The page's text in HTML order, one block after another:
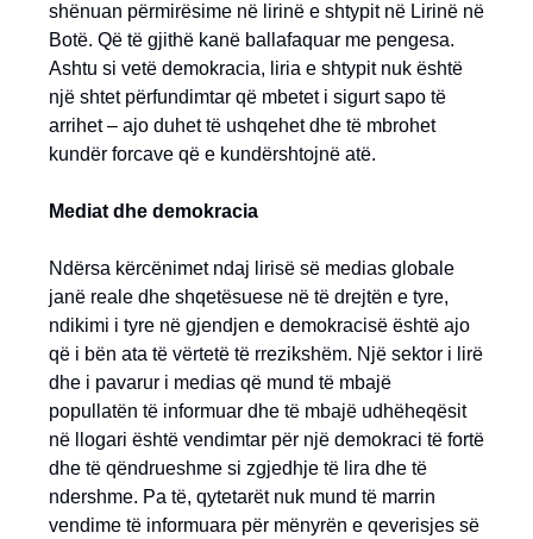
shënuan përmirësime në lirinë e shtypit në Lirinë në
Botë. Që të gjithë kanë ballafaquar me pengesa.
Ashtu si vetë demokracia, liria e shtypit nuk është
një shtet përfundimtar që mbetet i sigurt sapo të
arrihet – ajo duhet të ushqehet dhe të mbrohet
kundër forcave që e kundërshtojnë atë.
Mediat dhe demokracia
Ndërsa kërcënimet ndaj lirisë së medias globale
janë reale dhe shqetësuese në të drejtën e tyre,
ndikimi i tyre në gjendjen e demokracisë është ajo
që i bën ata të vërtetë të rrezikshëm. Një sektor i lirë
dhe i pavarur i medias që mund të mbajë
popullatën të informuar dhe të mbajë udhëheqësit
në llogari është vendimtar për një demokraci të fortë
dhe të qëndrueshme si zgjedhje të lira dhe të
ndershme. Pa të, qytetarët nuk mund të marrin
vendime të informuara për mënyrën e qeverisjes së